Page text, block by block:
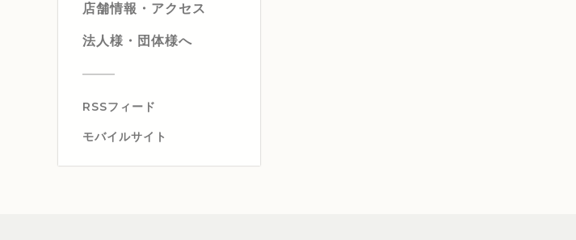
店舗情報・アクセス
法人様・団体様へ
RSSフィード
モバイルサイト